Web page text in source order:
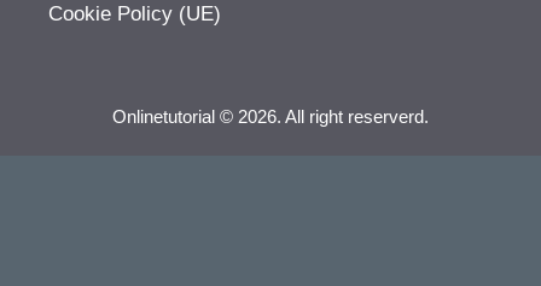
Cookie Policy (UE)
Onlinetutorial © 2026. All right reserverd.